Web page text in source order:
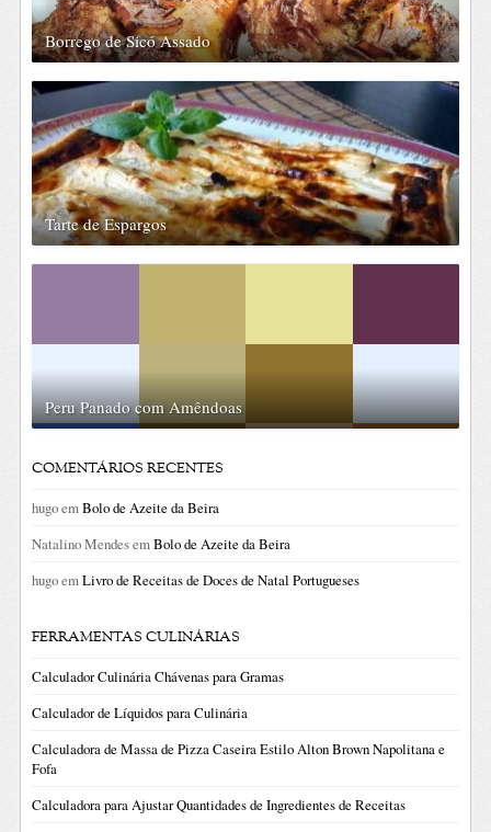
Borrego de Sicó Assado
Tarte de Espargos
Peru Panado com Amêndoas
COMENTÁRIOS RECENTES
hugoemBolo de Azeite da Beira
Natalino MendesemBolo de Azeite da Beira
hugoemLivro de Receitas de Doces de Natal Portugueses
FERRAMENTAS CULINÁRIAS
Calculador Culinária Chávenas para Gramas
Calculador de Líquidos para Culinária
Calculadora de Massa de Pizza Caseira Estilo Alton Brown Napolitana e
Fofa
Calculadora para Ajustar Quantidades de Ingredientes de Receitas